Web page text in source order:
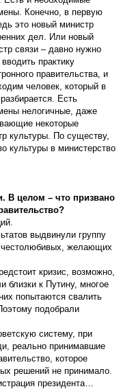
Конечно, в первую
это новый министр
дел. Или новый
связи – давно нужно
практику
правительства, и
человек, который в
Есть
нелогичные, даже
некоторые
культуры. По существу,
культуры в министерство
В целом – что призвано
выдвинули группу
честолюбивых, желающих
кризис, возможно,
близки к Путину, многое
попытаются свалить
подобрали
систему, при
реально принимавшие
которое
решений не принимало.
президента…